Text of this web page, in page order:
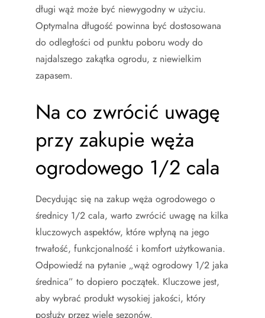
długi wąż może być niewygodny w użyciu.
Optymalna długość powinna być dostosowana
do odległości od punktu poboru wody do
najdalszego zakątka ogrodu, z niewielkim
zapasem.
Na co zwrócić uwagę
przy zakupie węża
ogrodowego 1/2 cala
Decydując się na zakup węża ogrodowego o
średnicy 1/2 cala, warto zwrócić uwagę na kilka
kluczowych aspektów, które wpłyną na jego
trwałość, funkcjonalność i komfort użytkowania.
Odpowiedź na pytanie „wąż ogrodowy 1/2 jaka
średnica” to dopiero początek. Kluczowe jest,
aby wybrać produkt wysokiej jakości, który
posłuży przez wiele sezonów.